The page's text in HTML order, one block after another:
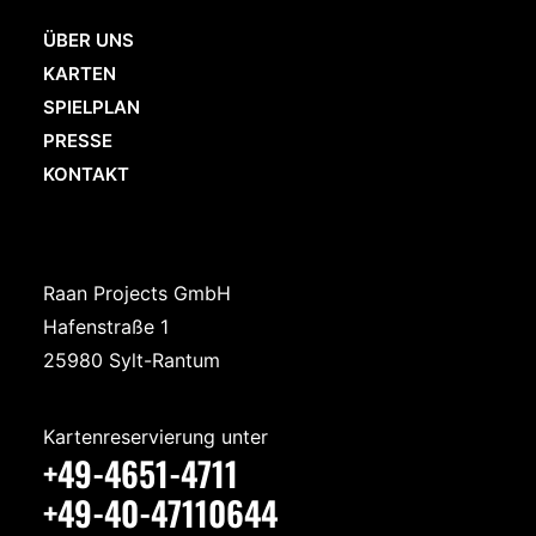
ÜBER UNS
KARTEN
SPIELPLAN
PRESSE
KONTAKT
Raan Projects GmbH
Hafenstraße 1
25980 Sylt-Rantum
Kartenreservierung unter
+49-4651-4711
+49-40-47110644